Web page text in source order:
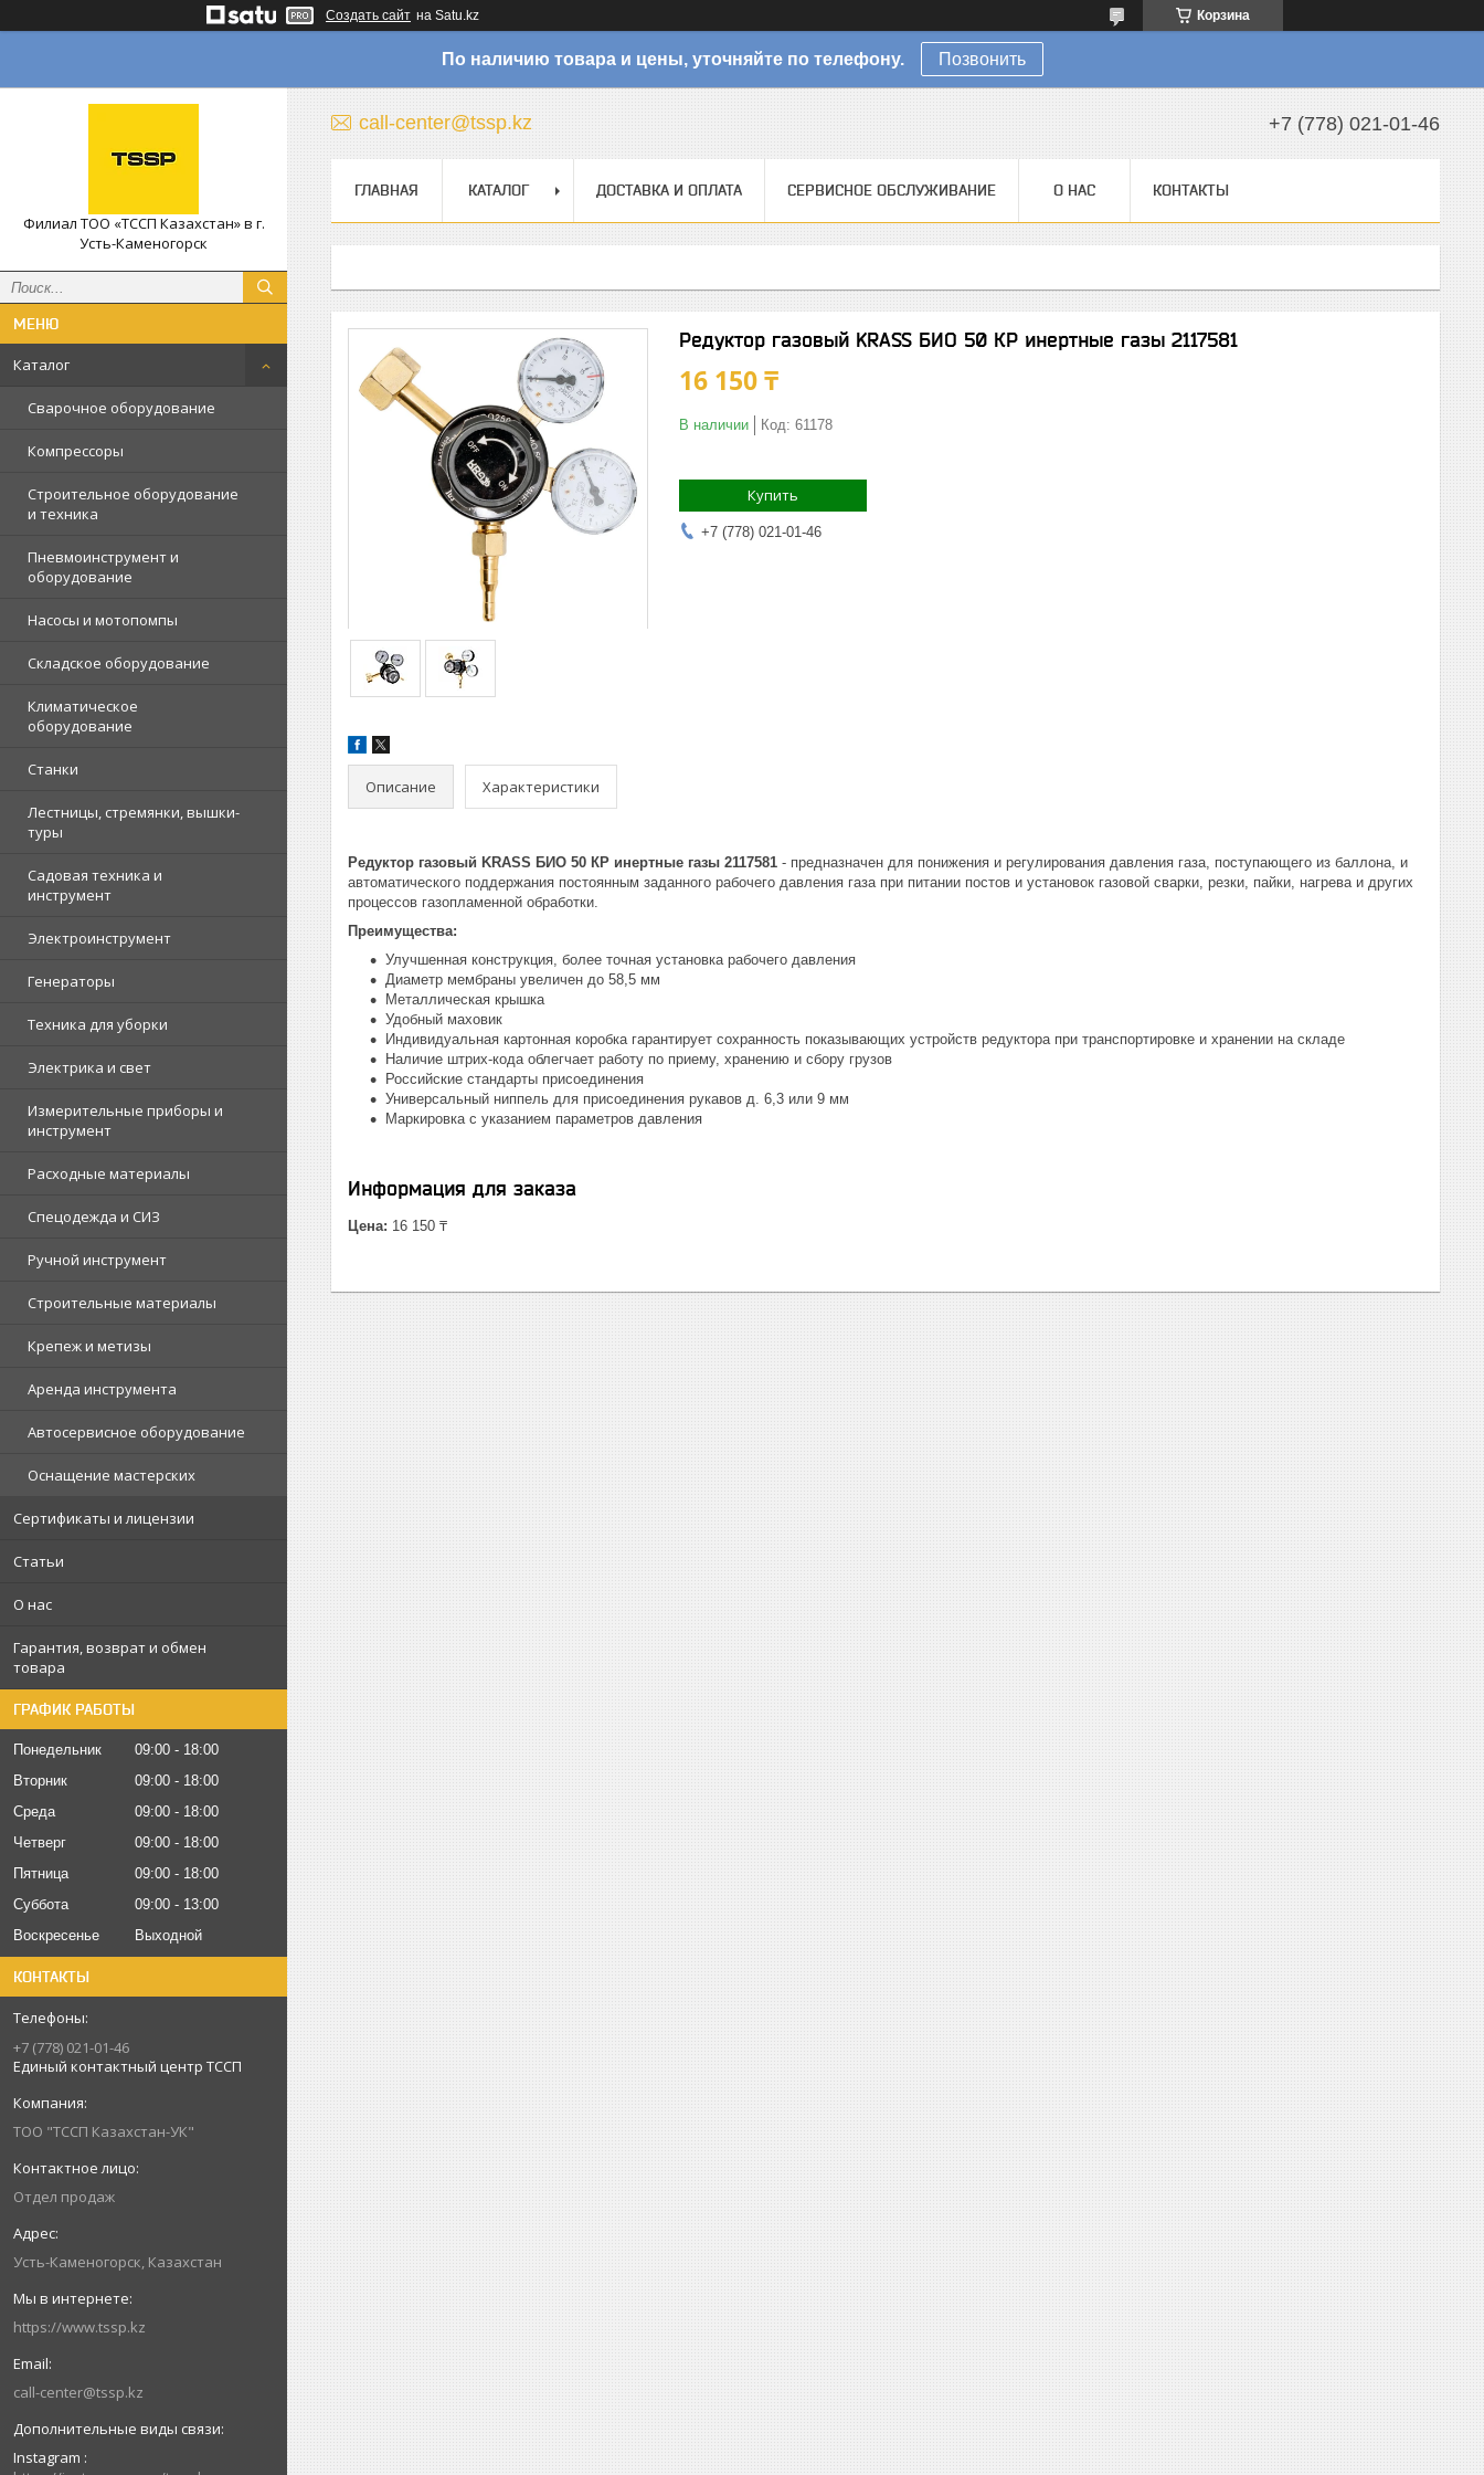
Создать сайт на Satu.kz Корзина
По наличию товара и цены, уточняйте по телефону. Позвонить
Филиал ТОО «ТССП Казахстан» в г.
Усть-Каменогорск
Каталог
Сварочное оборудование
Компрессоры
Строительное оборудование
и техника
Пневмоинструмент и
оборудование
Насосы и мотопомпы
Складское оборудование
Климатическое
оборудование
Станки
Лестницы, стремянки, вышки-
туры
Садовая техника и
инструмент
Электроинструмент
Генераторы
Техника для уборки
Электрика и свет
Измерительные приборы и
инструмент
Расходные материалы
Спецодежда и СИЗ
Ручной инструмент
Строительные материалы
Крепеж и метизы
Аренда инструмента
Автосервисное оборудование
Оснащение мастерских
Сертификаты и лицензии
Статьи
О нас
Гарантия, возврат и обмен
товара
ГРАФИК РАБОТЫ
Понедельник 09:00
18:00
Вторник
09:00
18:00
Среда
09:00
18:00
Четверг
09:00
18:00
Пятница
09:00
18:00
Суббота
09:00
13:00
Воскресенье
Выходной
КОНТАКТЫ
+7 (778) 021-01-46
Единый контактный центр ТССП
ТОО "ТССП Казахстан-УК"
Отдел продаж
Усть-Каменогорск, Казахстан
https://www.tssp.kz
call-center@tssp.kz
Instagram
call-center@tssp.kz +7 (778) 021-01-46
ГЛАВНАЯ КАТАЛОГ ДОСТАВКА И ОПЛАТА СЕРВИСНОЕ ОБСЛУЖИВАНИЕ О НАС КОНТАКТЫ
Редуктор газовый KRASS БИО 50 КР инертные газы 2117581
16 150 ₸
В наличии Код: 61178
Купить
+7 (778) 021-01-46
Описание Характеристики
Редуктор газовый KRASS БИО 50 КР инертные газы 2117581 - предназначен для понижения и регулирования давления газа, поступающего из баллона, и
автоматического поддержания постоянным заданного рабочего давления газа при питании постов и установок газовой сварки, резки, пайки, нагрева и других
процессов газопламенной обработки.
Преимущества:
Улучшенная конструкция, более точная установка рабочего давления
Диаметр мембраны увеличен до 58,5 мм
Металлическая крышка
Удобный маховик
Индивидуальная картонная коробка гарантирует сохранность показывающих устройств редуктора при транспортировке и хранении на складе
Наличие штрих-кода облегчает работу по приему, хранению и сбору грузов
Российские стандарты присоединения
Универсальный ниппель для присоединения рукавов д. 6,3 или 9 мм
Маркировка с указанием параметров давления
Информация для заказа
Цена: 16 150 ₸